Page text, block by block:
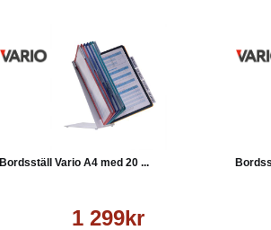
Bordsställ Vario A4 med 20 ...
1 299kr